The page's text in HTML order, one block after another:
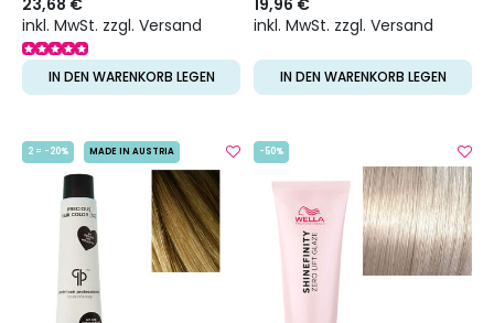
23,68 €
inkl. MwSt. zzgl. Versand
IN DEN WARENKORB LEGEN
19,96 €
inkl. MwSt. zzgl. Versand
IN DEN WARENKORB LEGEN
2 = -20% MADE IN AUSTRIA -50%